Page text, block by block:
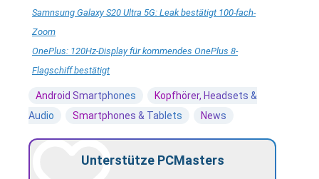
Samnsung Galaxy S20 Ultra 5G: Leak bestätigt 100-fach-
Zoom
OnePlus: 120Hz-Display für kommendes OnePlus 8-
Flagschiff bestätigt
Android Smartphones
Kopfhörer, Headsets &
Audio
Smartphones & Tablets News
Unterstütze PCMasters